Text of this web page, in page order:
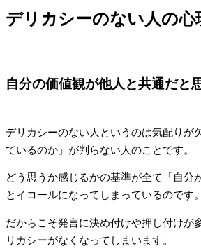
デリカシーのない人の心
自分の価値観が他人と共通だと
デリカシーのない人というのは気配りが
ているのか」が判らない人のことです。
どう思うか感じるかの基準が全て「自分
とイコールになってしまっているのです。
だからこそ発言に決め付けや押し付けが
リカシーがなくなってしまいます。